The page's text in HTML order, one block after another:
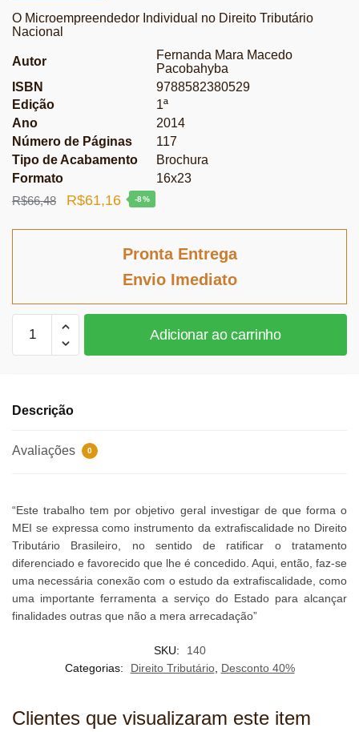
O Microempreendedor Individual no Direito Tributário
Nacional
Autor
Fernanda Mara Macedo
Pacobahyba
ISBN
9788582380529
Edição
1ª
Ano
2014
Número de Páginas
117
Tipo de Acabamento
Brochura
Formato
16x23
R$66,48
O
R$61,16O
atual
-8%
Pronta Entrega
Envio Imediato
Nacional
Adicionar ao carrinho
Descrição
Avaliações 0
“Este trabalho tem por objetivo geral investigar de que forma o
MEI se expressa como instrumento da extrafiscalidade no Direito
Tributário Brasileiro, no sentido de ratificar o tratamento
diferenciado e favorecido que lhe é concedido. Aqui, então, faz-se
uma necessária conexão com o estudo da extrafiscalidade, como
uma importante ferramenta a serviço do Estado para alcançar
finalidades outras que não a mera arrecadação”
SKU:
140
Categorias:
Direito Tributário, Desconto 40%
Clientes que visualizaram este item